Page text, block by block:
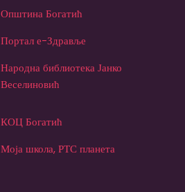
Општина Богатић
Портал е-Здравље
Народна библиотека Јанко
Веселиновић
КОЦ Богатић
Моја школа, РТС планета